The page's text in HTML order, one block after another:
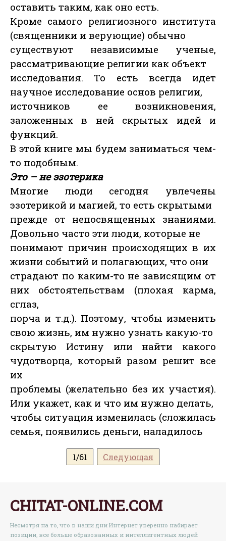
оставить таким, как оно есть.
Кроме самого религиозного института
(священники и верующие) обычно
существуют независимые ученые,
рассматривающие религии как объект
исследования. То есть всегда идет
научное исследование основ религии,
источников ее возникновения,
заложенных в ней скрытых идей и
функций.
В этой книге мы будем заниматься чем-
то подобным.
Это – не эзотерика
Многие люди сегодня увлечены
эзотерикой и магией, то есть скрытыми
прежде от непосвященных знаниями.
Довольно часто эти люди, которые не
понимают причин происходящих в их
жизни событий и полагающих, что они
страдают по каким-то не зависящим от
них обстоятельствам (плохая карма,
сглаз,
порча и т.д.). Поэтому, чтобы изменить
свою жизнь, им нужно узнать какую-то
скрытую Истину или найти какого
чудотворца, который разом решит все
их
проблемы (желательно без их участия).
Или укажет, как и что им нужно делать,
чтобы ситуация изменилась (сложилась
семья, появились деньги, наладилось
1/61 Следующая
CHITAT-ONLINE.COM
Несмотря на то, что в наши дни Интернет уверенно набирает
позиции, все больше образованных и интеллигентных людей